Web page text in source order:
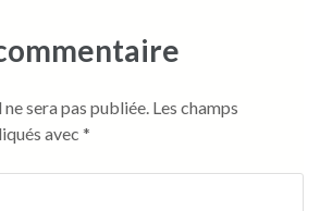
sera pas publiée. Les champs
avec *